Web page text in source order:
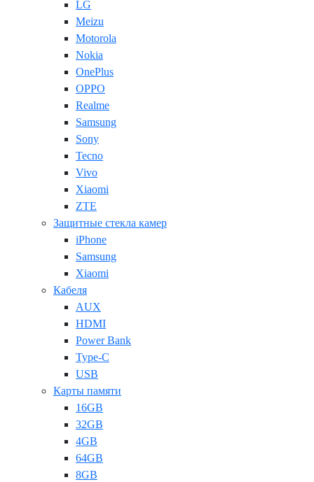
LG
Meizu
Motorola
Nokia
OnePlus
OPPO
Realme
Samsung
Sony
Tecno
Vivo
Xiaomi
ZTE
Защитные стекла камер
iPhone
Samsung
Xiaomi
Кабеля
AUX
HDMI
Power Bank
Type-C
USB
Карты памяти
16GB
32GB
4GB
64GB
8GB